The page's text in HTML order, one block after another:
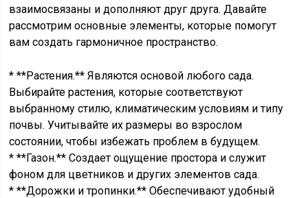
взаимосвязаны и дополняют друг друга. Давайте
рассмотрим основные элементы, которые помогут
вам создать гармоничное пространство.
* **Растения.** Являются основой любого сада.
Выбирайте растения, которые соответствуют
выбранному стилю, климатическим условиям и типу
почвы. Учитывайте их размеры во взрослом
состоянии, чтобы избежать проблем в будущем.
* **Газон.** Создает ощущение простора и служит
фоном для цветников и других элементов сада.
* **Дорожки и тропинки.** Обеспечивают удобный